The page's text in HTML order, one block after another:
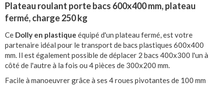
Plateau roulant porte bacs 600x400 mm, plateau
fermé, charge 250 kg
Ce Dolly en plastique équipé d'un plateau fermé, est votre
partenaire idéal pour le transport de bacs plastiques 600x400
mm. Il est également possible de déplacer 2 bacs 400x300 l'un à
côté de l'autre à la fois ou 4 pièces de 300x200 mm.
Facile à manoeuvrer grâce à ses 4 roues pivotantes de 100 mm